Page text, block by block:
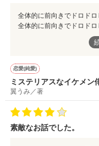
全体的に前向きでドロド
ただきました。途中、大
されるのかと一瞬思った
してるんだなーと、こうい
てみんなしっかりしてる
ころです。
恋愛(純愛)
ミステリアスなイケメン
ない。
翼うみ／著
素敵なお話でした。